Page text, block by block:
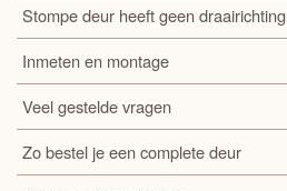
Stompe deur heeft geen draairichting
Inmeten en montage
Veel gestelde vragen
Zo bestel je een complete deur